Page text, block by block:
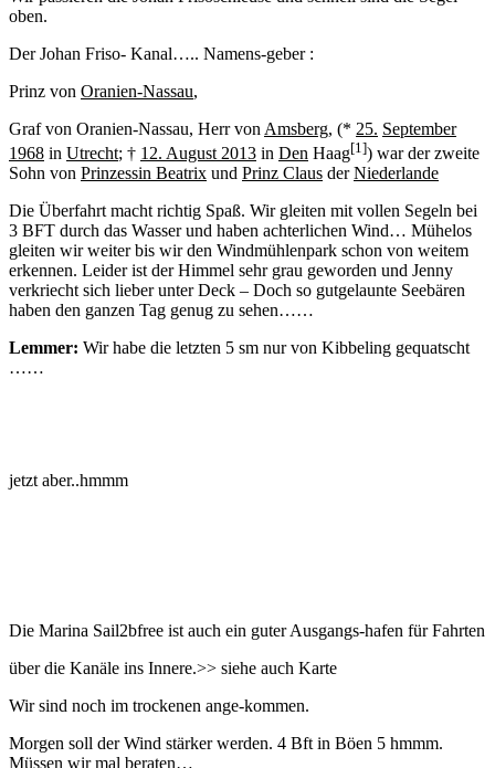
oben.
Der Johan Friso- Kanal….. Namens-geber :
Prinz von Oranien-Nassau,
Graf von Oranien-Nassau, Herr von Amsberg, (* 25. September
1968 in Utrecht; † 12. August 2013 in Den Haag[1]) war der zweite
Sohn von Prinzessin Beatrix und Prinz Claus derNiederlande
Die Überfahrt macht richtig Spaß. Wir gleiten mit vollen Segeln bei
3 BFT durch das Wasser und haben achterlichen Wind… Mühelos
gleiten wir weiter bis wir den Windmühlenpark schon von weitem
erkennen. Leider ist der Himmel sehr grau geworden und Jenny
verkriecht sich lieber unter Deck – Doch so gutgelaunte Seebären
haben den ganzen Tag genug zu sehen……
Lemmer: Wir habe die letzten 5 sm nur von Kibbeling gequatscht
……
jetzt aber..hmmm
Die Marina Sail2bfree ist auch ein guter Ausgangs-hafen für Fahrten
über die Kanäle ins Innere.>> siehe auch Karte
Wir sind noch im trockenen ange-kommen.
Morgen soll der Wind stärker werden. 4 Bft in Böen 5 hmmm.
Müssen wir mal beraten…